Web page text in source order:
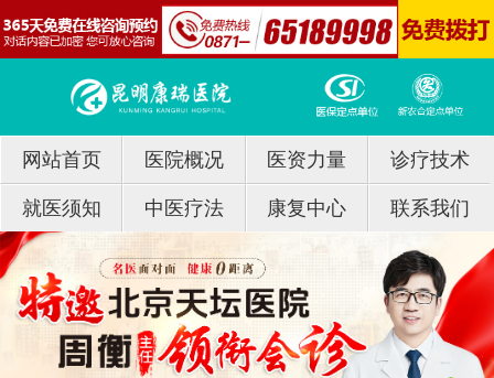
网站首页 医院概况 医资力量 诊疗技术
就医须知 中医疗法 康复中心 联系我们